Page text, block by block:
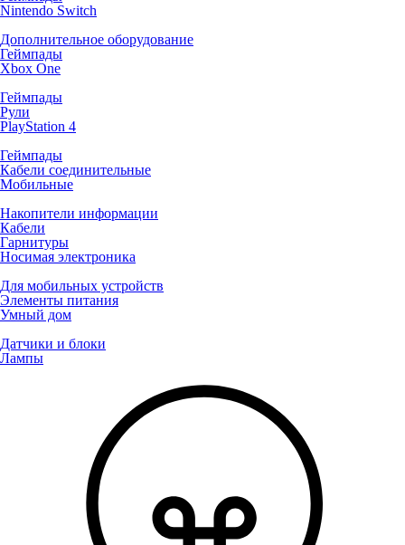
Nintendo Switch
Дополнительное оборудование
Геймпады
Xbox One
Геймпады
Рули
PlayStation 4
Геймпады
Кабели соединительные
Мобильные
Накопители информации
Кабели
Гарнитуры
Носимая электроника
Для мобильных устройств
Элементы питания
Умный дом
Датчики и блоки
Лампы